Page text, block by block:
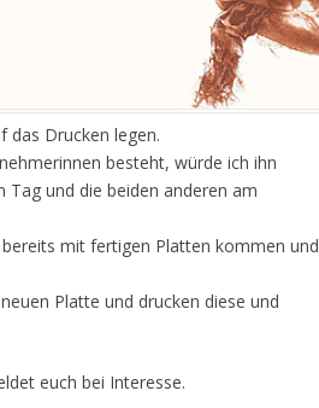
das Drucken legen.
besteht, würde ich ihn
und die beiden anderen am
mit fertigen Platten kommen und
Platte und drucken diese und
euch bei Interesse.